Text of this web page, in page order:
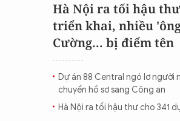
TRẬT TỰ ĐÔ THỊ
THÀNH PHỐ
THỂ THAO
KINH DOANH
Hà Nội ra tối hậu
triển khai, nhiều
Cường... bị điểm tên
Dự án 88 Central ngó lơ người
chuyển hồ sơ sang Công an
Hà Nội ra tối hậu thư cho 341